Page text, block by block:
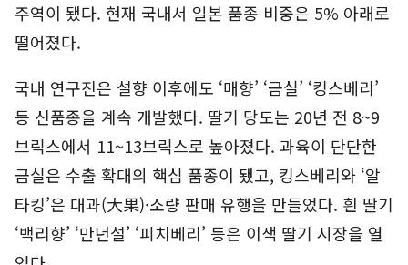
주역이 됐다. 현재 국내서 일본 품종 비중은 5% 아래로
떨어졌다.
국내 연구진은 설향 이후에도 ‘매향’ ‘금실’ ‘킹스베리’
등 신품종을 계속 개발했다. 딸기 당도는 20년 전 8~9
브릭스에서 11~13브릭스로 높아졌다. 과육이 단단한
금실은 수출 확대의 핵심 품종이 됐고, 킹스베리와 ‘알
타킹’은 대과(大果)·소량 판매 유행을 만들었다. 흰 딸기
‘백리향’ ‘만년설’ ‘피치베리’ 등은 이색 딸기 시장을 열